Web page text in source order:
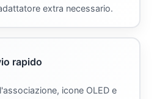
extra necessario.
rapido
icone OLED e